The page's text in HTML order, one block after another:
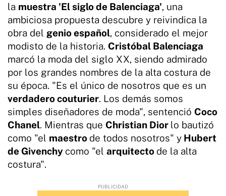
la muestra 'El siglo de Balenciaga', una
ambiciosa propuesta descubre y reivindica la
obra del genio español, considerado el mejor
modisto de la historia. Cristóbal Balenciaga
marcó la moda del siglo XX, siendo admirado
por los grandes nombres de la alta costura de
su época. "Es el único de nosotros que es un
verdadero couturier. Los demás somos
simples diseñadores de moda", sentenció Coco
Chanel. Mientras que Christian Dior lo bautizó
como "el maestro de todos nosotros" y Hubert
de Givenchy como "el arquitecto de la alta
costura".